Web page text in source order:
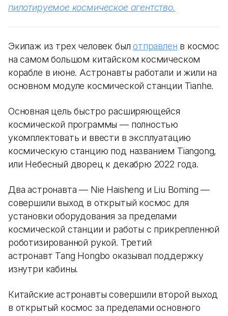
пилотируемое космическое агентство.
Экипаж из трех человек былотправлен в космос
на самом большом китайском космическом
корабле в июне. Астронавты работали и жили на
основном модуле космической станции Tianhe.
Основная цель быстро расширяющейся
космической программы — полностью
укомплектовать и ввести в эксплуатацию
космическую станцию ​​под названием Tiangong,
или Небесный дворец к декабрю 2022 года.
Два астронавта — Nie Haisheng и Liu Boming —
совершили выход в открытый космос для
установки оборудования за пределами
космической станции и работы с прикрепленной
роботизированной рукой. Третий
астронавт Tang Hongbo оказывал поддержку
изнутри кабины.
Китайские астронавты совершили второй выход
в открытый космос за пределами основного